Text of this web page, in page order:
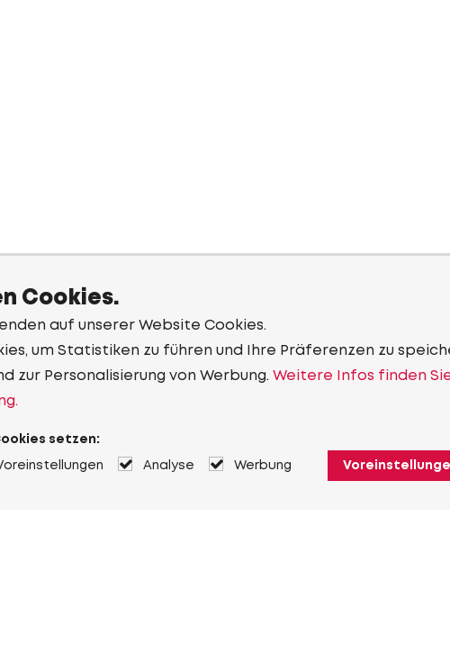
Cookies.
auf unserer Website Cookies.
um Statistiken zu führen und Ihre Präferenzen zu
zur Personalisierung von Werbung. Weitere Infos finden
setzen:
Analyse Werbung